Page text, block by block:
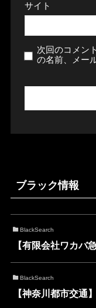
サイト
次回のコメン
の名前、メー
ブラック情報
BlackSearch
【有限会社ワカバ
BlackSearch
【神奈川都市交通